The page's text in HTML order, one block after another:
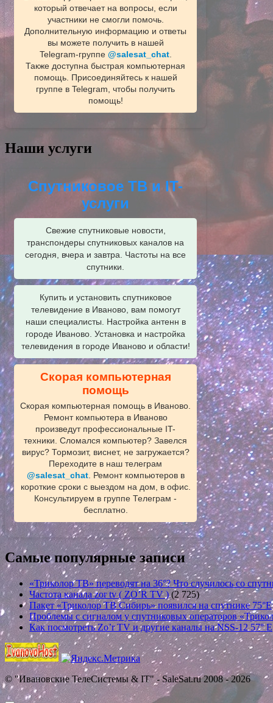
который отвечает на вопросы, если
участники не смогли помочь.
Дополнительную информацию и ответы
вы можете получить в нашей
Telegram‑группе @salesat_chat.
Также доступна быстрая компьютерная
помощь. Присоединяйтесь к нашей
группе в Telegram, чтобы получить
помощь!
Наши услуги
Спутниковое ТВ и IT-
услуги
Свежие спутниковые новости,
транспондеры спутниковых каналов на
сегодня, вчера и завтра. Частоты на все
спутники.
Купить и установить спутниковое
телевидение в Иваново, вам помогут
наши специалисты. Настройка антенн в
городе Иваново. Установка и настройка
телевидения в городе Иваново и области!
Скорая компьютерная
помощь
Скорая компьютерная помощь в Иваново.
Ремонт компьютера в Иваново
произведут профессиональные IT-
техники. Сломался компьютер? Завелся
вирус? Тормозит, виснет, не загружается?
Переходите в наш телеграм
@salesat_chat. Ремонт компьютеров в
короткие сроки с выездом на дом, в офис.
Консультируем в группе Телеграм -
бесплатно.
Самые популярные записи
«Триколор ТВ» переводят на 36°? Что случилось со
Частота канала zor tv ( ZO’R TV ) (2 725)
Пакет «Триколор ТВ Сибирь» появился на спутнике 75°E
Проблемы с сигналом у спутниковых операторов
Как посмотреть Zo’r TV и другие каналы на NSS-12 57° E
© "Ивановские ТелеСистемы & IT" - SaleSat.ru 2008 - 2026